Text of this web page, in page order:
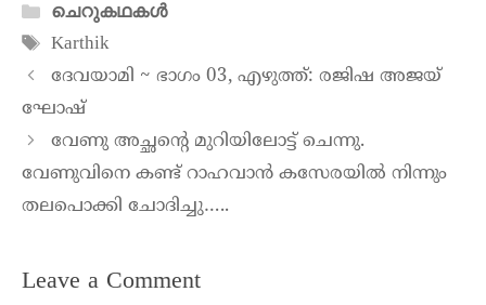
ചെറുകഥകൾ
Karthik
ദേവയാമി ~ ഭാഗം 03, എഴുത്ത്: രജിഷ അജയ്
ഘോഷ്
വേണു അച്ഛന്റെ മുറിയിലോട്ട് ചെന്നു.
വേണുവിനെ കണ്ട് റാഹവാൻ കസേരയിൽ നിന്നും
തലപൊക്കി ചോദിച്ചു…..
Leave a Comment